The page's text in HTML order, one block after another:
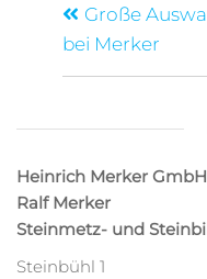
Große
bei Merker
Heinrich Merker GmbH
Ralf Merker
Steinmetz- und
Steinbühl 1